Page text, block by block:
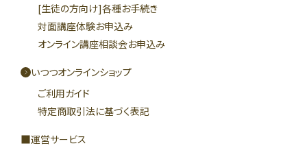
[生徒の方向け]各種お手続き
対面講座体験お申込み
オンライン講座相談会お申込み
いつつオンラインショップ
ご利用ガイド
特定商取引法に基づく表記
運営サービス